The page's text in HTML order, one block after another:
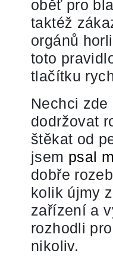
oběť pro
taktéž
orgánů
toto
tlačítku
Nechci
dodržovat
štěkat od
jsem psal
dobře
kolik újmy
zařízení a
rozhodli
nikoliv.